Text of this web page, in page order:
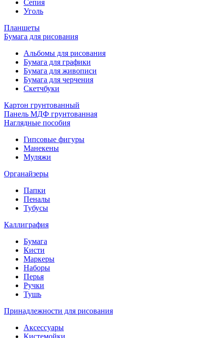
Сепия
Уголь
Планшеты
Бумага для рисования
Альбомы для рисования
Бумага для графики
Бумага для живописи
Бумага для черчения
Скетчбуки
Картон грунтованный
Панель МДФ грунтованная
Наглядные пособия
Гипсовые фигуры
Манекены
Муляжи
Органайзеры
Папки
Пеналы
Тубусы
Каллиграфия
Бумага
Кисти
Маркеры
Наборы
Перья
Ручки
Тушь
Принадлежности для рисования
Аксессуары
Кистемойки